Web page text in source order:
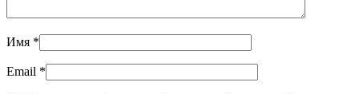
Имя *
Email *